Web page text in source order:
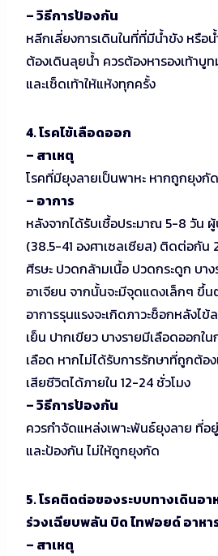
– วิธีการป้องกัน
หลีกเลี่ยงการเดินในที่ที่มีน้ำขัง หรือ
ต้องเดินลุยน้ำ ควรต้องหารองเท้าบูท
และเช็ดเท้าให้แห้งทุกครั้ง
4. โรคไข้เลือดออก
– สาเหตุ
โรคที่มียุงลายเป็นพาหะ หากถูกยุงกัด
– อาการ
หลังจากได้รับเชื้อประมาณ 5-8 วัน ผู้
(38.5-41 องศาเซลเซียส) ติดต่อกัน
ศีรษะ ปวดกล้ามเนื้อ ปวดกระดูก บา
อาเจียน จากนั้นจะมีจุดแดงเล็กๆ ขึ้
อาการรุนแรงจะเกิดภาวะช็อกหลังไ
เย็น ปากเขียว บางรายมีเลือดออกใน
เลือด หากไม่ได้รับการรักษาที่ถูกต้อ
เสียชีวิตได้ภายใน 12-24 ชั่วโมง
– วิธีการป้องกัน
ควรกำจัดแหล่งเพาะพันธ์ยุงลาย ที่อ
และป้องกัน ไม่ให้ถูกยุงกัด
5. โรคติดต่อของระบบทางเดินอา
ร่วงเฉียบพลัน บิด ไทฟอยด์ อาห
– สาเหตุ